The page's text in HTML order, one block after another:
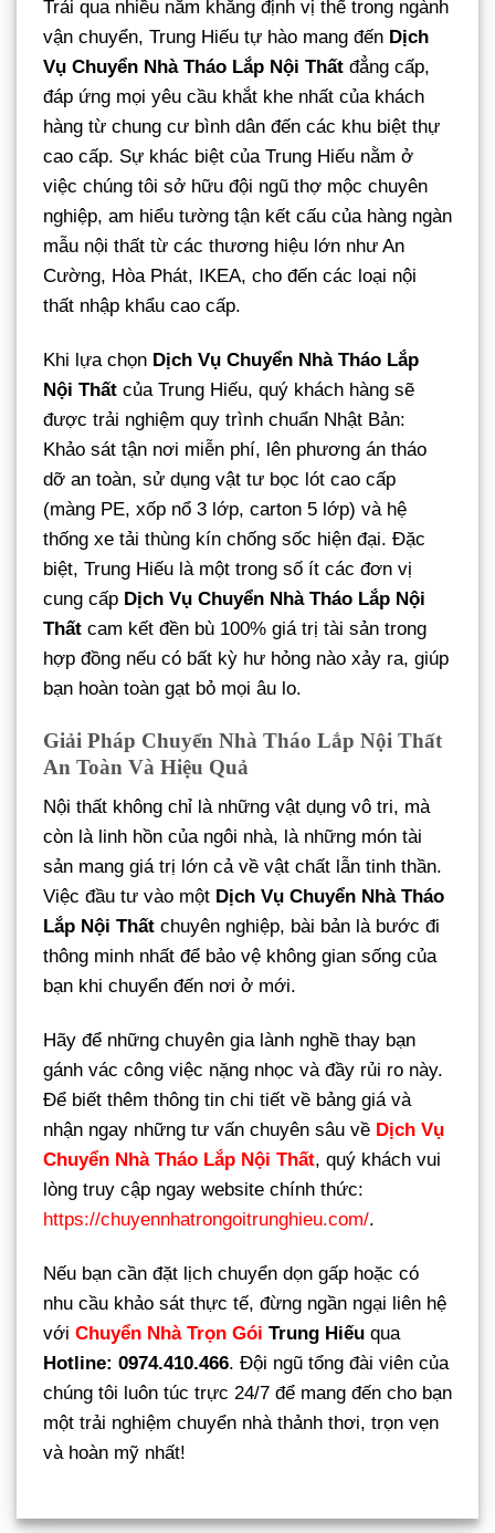
Trải qua nhiều năm khẳng định vị thế trong ngành
vận chuyển, Trung Hiếu tự hào mang đến Dịch
Vụ Chuyển Nhà Tháo Lắp Nội Thất đẳng cấp,
đáp ứng mọi yêu cầu khắt khe nhất của khách
hàng từ chung cư bình dân đến các khu biệt thự
cao cấp. Sự khác biệt của Trung Hiếu nằm ở
việc chúng tôi sở hữu đội ngũ thợ mộc chuyên
nghiệp, am hiểu tường tận kết cấu của hàng ngàn
mẫu nội thất từ các thương hiệu lớn như An
Cường, Hòa Phát, IKEA, cho đến các loại nội
thất nhập khẩu cao cấp.
Khi lựa chọn Dịch Vụ Chuyển Nhà Tháo Lắp
Nội Thất của Trung Hiếu, quý khách hàng sẽ
được trải nghiệm quy trình chuẩn Nhật Bản:
Khảo sát tận nơi miễn phí, lên phương án tháo
dỡ an toàn, sử dụng vật tư bọc lót cao cấp
(màng PE, xốp nổ 3 lớp, carton 5 lớp) và hệ
thống xe tải thùng kín chống sốc hiện đại. Đặc
biệt, Trung Hiếu là một trong số ít các đơn vị
cung cấp Dịch Vụ Chuyển Nhà Tháo Lắp Nội
Thất cam kết đền bù 100% giá trị tài sản trong
hợp đồng nếu có bất kỳ hư hỏng nào xảy ra, giúp
bạn hoàn toàn gạt bỏ mọi âu lo.
Giải Pháp Chuyển Nhà Tháo Lắp Nội Thất
An Toàn Và Hiệu Quả
Nội thất không chỉ là những vật dụng vô tri, mà
còn là linh hồn của ngôi nhà, là những món tài
sản mang giá trị lớn cả về vật chất lẫn tinh thần.
Việc đầu tư vào một Dịch Vụ Chuyển Nhà Tháo
Lắp Nội Thất chuyên nghiệp, bài bản là bước đi
thông minh nhất để bảo vệ không gian sống của
bạn khi chuyển đến nơi ở mới.
Hãy để những chuyên gia lành nghề thay bạn
gánh vác công việc nặng nhọc và đầy rủi ro này.
Để biết thêm thông tin chi tiết về bảng giá và
nhận ngay những tư vấn chuyên sâu về Dịch Vụ
Chuyển Nhà Tháo Lắp Nội Thất, quý khách vui
lòng truy cập ngay website chính thức:
https://chuyennhatrongoitrunghieu.com/.
Nếu bạn cần đặt lịch chuyển dọn gấp hoặc có
nhu cầu khảo sát thực tế, đừng ngần ngại liên hệ
với Chuyển Nhà Trọn Gói Trung Hiếu qua
Hotline: 0974.410.466. Đội ngũ tổng đài viên của
chúng tôi luôn túc trực 24/7 để mang đến cho bạn
một trải nghiệm chuyển nhà thảnh thơi, trọn vẹn
và hoàn mỹ nhất!